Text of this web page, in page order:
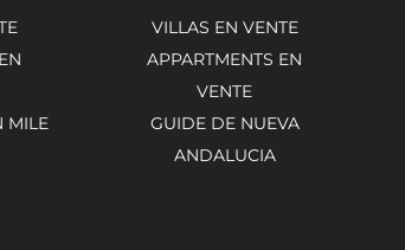
MILE
VILLAS EN VENTE
APPARTMENTS EN
VENTE
GUIDE DE NUEVA
ANDALUCIA